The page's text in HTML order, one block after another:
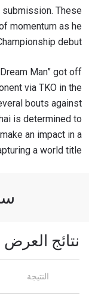
These
momentum as he
debut.
Man” got off
via TKO in the
bouts against
is determined to
an impact in a
a world title.
نتائج العرض
النتيجة
المنافس
خذ بطولة "ون"
إلى آخر
الإسم